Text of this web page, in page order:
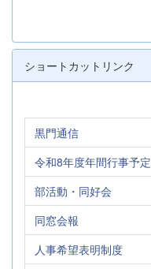
ショートカットリンク
黒門通信
令和8年度年間行事予定
部活動・同好会
同窓会報
人事希望表明制度